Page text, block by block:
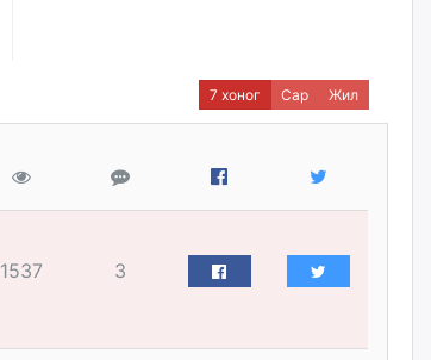
Орон сууц, нийтийн аж ахуй,
ХАРИЛЦАА хандлагатай
холбоотой ГОМДОЛ их байгааг
дурдлаа
7 хоног Сар Жил
1537 3